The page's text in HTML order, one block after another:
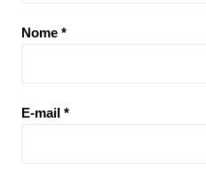
Nome *
E-mail *